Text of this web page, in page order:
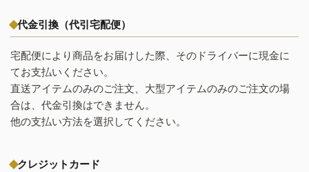
代金引換（代引宅配便）
宅配便により商品をお届けした際、そのドライバーに現金に
てお支払いください。
直送アイテムのみのご注文、大型アイテムのみのご注文の場
合は、代金引換はできません。
他の支払い方法を選択してください。
クレジットカード